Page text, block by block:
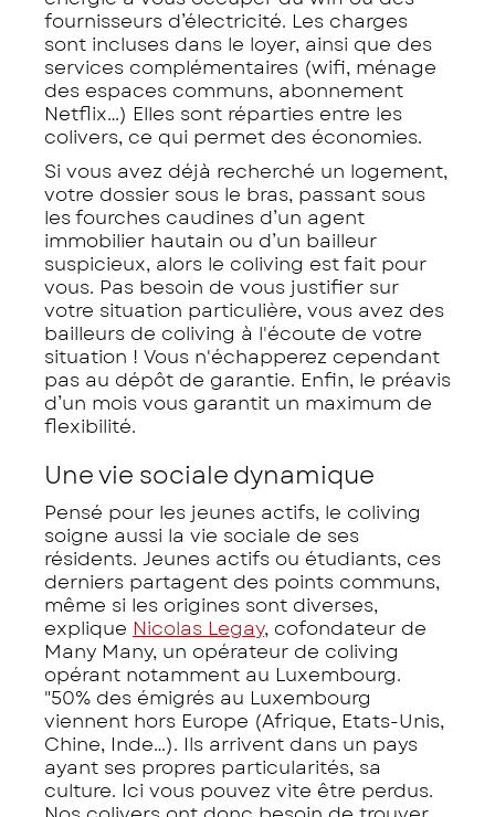
fournisseurs d’électricité. Les charges
sont incluses dans le loyer, ainsi que des
services complémentaires (wifi, ménage
des espaces communs, abonnement
Netflix…) Elles sont réparties entre les
colivers, ce qui permet des économies.
Si vous avez déjà recherché un logement,
votre dossier sous le bras, passant sous
les fourches caudines d’un agent
immobilier hautain ou d’un bailleur
suspicieux, alors le coliving est fait pour
vous. Pas besoin de vous justifier sur
votre situation particulière, vous avez des
bailleurs de coliving à l'écoute de votre
situation ! Vous n'échapperez cependant
pas au dépôt de garantie. Enfin, le préavis
d’un mois vous garantit un maximum de
flexibilité.
Une vie sociale dynamique
Pensé pour les jeunes actifs, le coliving
soigne aussi la vie sociale de ses
résidents. Jeunes actifs ou étudiants, ces
derniers partagent des points communs,
même si les origines sont diverses,
explique Nicolas Legay, cofondateur de
Many Many, un opérateur de coliving
opérant notamment au Luxembourg.
"50% des émigrés au Luxembourg
viennent hors Europe (Afrique, Etats-Unis,
Chine, Inde…). Ils arrivent dans un pays
ayant ses propres particularités, sa
culture. Ici vous pouvez vite être perdus.